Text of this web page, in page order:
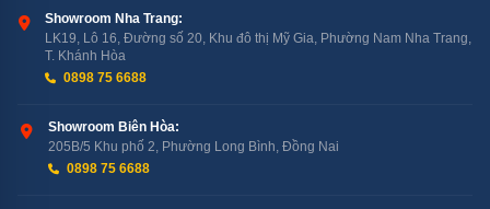
5 — Hộp Đá Xoay: Lấy Đá Không Cần
Tháo Khay
hộp để đá rơi ra, không phải tháo nguyên khay đá ra
khỏi ngăn đông. Tiện lợi nhỏ nhưng dùng hàng ngày mới
Showroom Nha Trang:
LK19, Lô 16, Đường số 20, Khu đô thị Mỹ Gia, Phường Nam Nha Trang,
T. Khánh Hòa
0898 75 6688
Showroom Biên Hòa:
205B/5 Khu phố 2, Phường Long Bình, Đồng Nai
0898 75 6688